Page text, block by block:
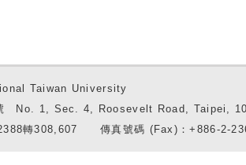
Taiwan University
No. 1, Sec. 4, Roosevelt Road, Taipei,
轉308,607 傳真號碼 (Fax)：+886-2-